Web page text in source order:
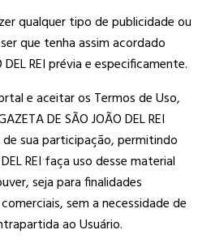
qualquer tipo de publicidade ou
que tenha assim acordado
REI prévia e especificamente.
e aceitar os Termos de Uso,
DE SÃO JOÃO DEL REI
sua participação, permitindo
REI faça uso desse material
seja para finalidades
sem a necessidade de
ao Usuário.